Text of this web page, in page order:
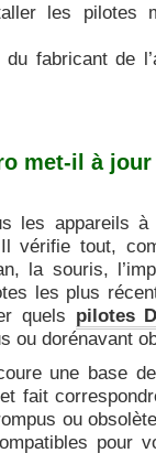
les pilotes
fabricant de
met-il à
les appareils à
vérifie tout,
la souris,
les plus
quels pilotes
ou dorénavant
une base
fait
ou
pour